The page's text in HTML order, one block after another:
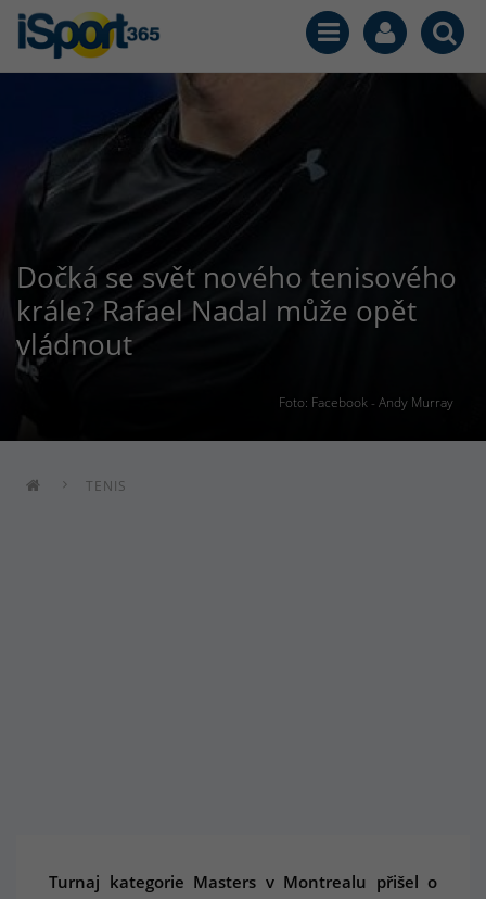
Foto: Facebook - Andy Murray
Dočká se svět nového tenisového
krále? Rafael Nadal může opět
vládnout
TENIS
Turnaj kategorie Masters v Montrealu přišel o